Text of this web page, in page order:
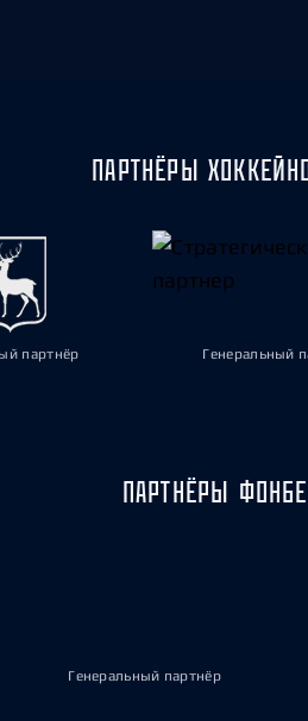
ПАРТНЁРЫ
партнёр Генеральный
ПАРТНЁРЫ
Генеральный партнёр